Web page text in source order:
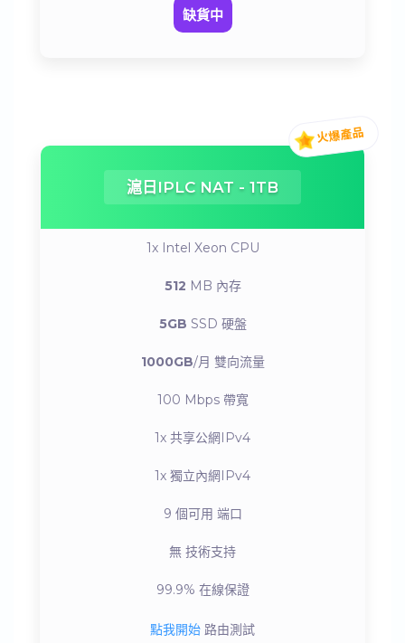
缺貨中
滬日IPLC NAT - 1TB
1x Intel Xeon CPU
512 MB 內存
5GB SSD 硬盤
1000GB/月 雙向流量
100 Mbps帶寬
1x 共享公網IPv4
1x 獨立內網IPv4
9 個可用 端口
無 技術支持
99.9% 在線保證
點我開始 路由測試